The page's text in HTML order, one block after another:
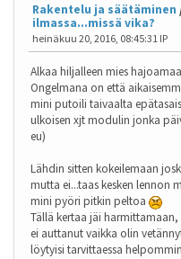
Rakentelu ja säätäminen
ilmassa...missä vika?
heinäkuu 20, 2016, 08:45:31 IP
Alkaa hiljalleen mies
Ongelmana on että
mini putoili taivaalta
ulkoisen xjt modulin jonka
eu)
Lähdin sitten kokeilemaan
mutta ei...taas kesken lennon
mini pyöri pitkin peltoa
Tällä kertaa jäi
ei auttanut vaikka olin
löytyisi tarvittaessa